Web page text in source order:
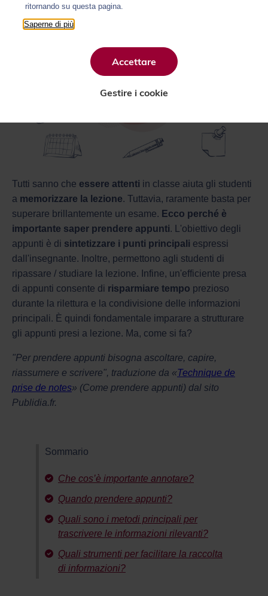
Tutti sanno che essere attenti in classe aiuta gli studenti
a memorizzare la lezione. Tuttavia, raramente basta per
superare brillantemente un esame. Ecco perché è
importante saper prendere appunti. L'obiettivo degli
appunti è di sintetizzare i punti principali espressi
dall'insegnante. Inoltre, permettono agli studenti di
ripassare / studiare la lezione. Infine, un'efficiente presa
di appunti consente di risparmiare tempo prezioso
durante la rilettura e la condivisione delle informazioni
principali. È quindi fondamentale imparare a strutturare
gli appunti presi a lezione. Ma, come si fa?
"Per prendere appunti bisogna ascoltare, capire,
riassumere e scrivere", traduzione da «Technique de
prise de notes» (Come prendere appunti) dal sito
Publidia.fr.
Sommario
Che cos’è importante annotare?
Quando prendere appunti?
Quali sono i metodi principali per
trascrivere le informazioni rilevanti?
Quali strumenti per facilitare la raccolta
di informazioni?
ritornando su questa pagina.
Saperne di più
Accettare
Gestire i cookie